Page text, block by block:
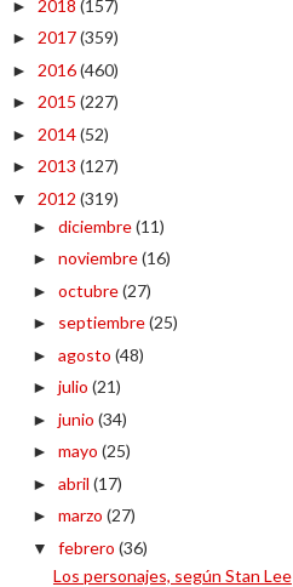
► 2018 (157)
► 2017(359)
► 2016(460)
► 2015 (227)
► 2014(52)
► 2013 (127)
▼ 2012 (319)
► diciembre(11)
► noviembre(16)
► octubre(27)
► septiembre(25)
► agosto (48)
► julio (21)
► junio (34)
► mayo (25)
► abril (17)
► marzo (27)
▼ febrero (36)
Los personajes, según Stan Lee